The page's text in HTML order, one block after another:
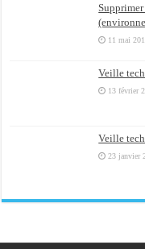
11 mai
Veille
13 février
Veille
23 janvier